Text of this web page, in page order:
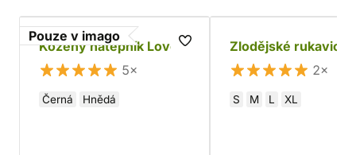
Pouze v imago
Kožený nátepník Lovec
5×
Černá Hnědá
Zlodějské rukavice
2×
S M L XL